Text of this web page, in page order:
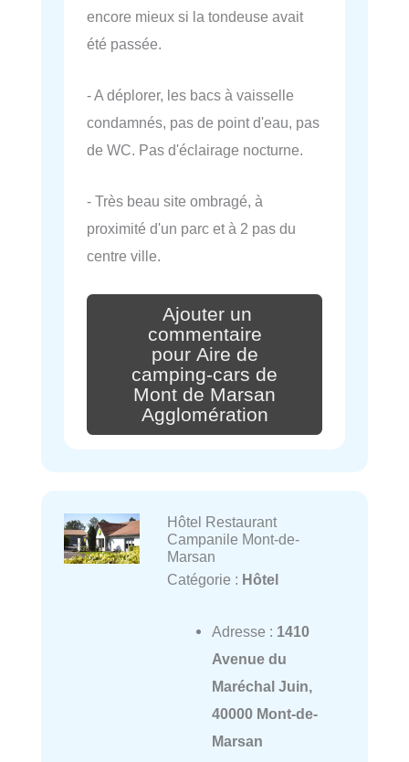
encore mieux si la tondeuse avait
été passée.
- A déplorer, les bacs à vaisselle
condamnés, pas de point d'eau, pas
de WC. Pas d'éclairage nocturne.
- Très beau site ombragé, à
proximité d'un parc et à 2 pas du
centre ville.
Ajouter un
commentaire
pour Aire de
camping-cars de
Mont de Marsan
Agglomération
Hôtel Restaurant
Campanile Mont-de-
Marsan
Catégorie : Hôtel
Adresse : 1410
Avenue du
Maréchal Juin,
40000 Mont-de-
Marsan